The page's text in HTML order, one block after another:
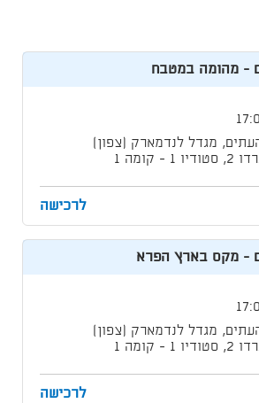
- מהומה במטבח
מגדל לנדמארק (צפון)
קומה 1
לרכישה
- מקס בארץ הפרא
מגדל לנדמארק (צפון)
קומה 1
לרכישה